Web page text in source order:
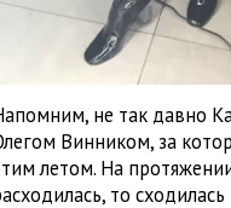
не так давно
Винником, за
летом. На
то